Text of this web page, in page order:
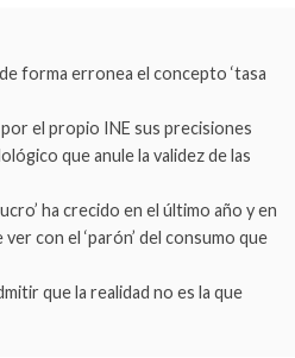
forma erronea el concepto ‘tasa
el propio INE sus precisiones
que anule la validez de las
ha crecido en el último año y en
con el ‘parón’ del consumo que
que la realidad no es la que